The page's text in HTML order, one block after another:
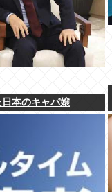
本のキャバ嬢